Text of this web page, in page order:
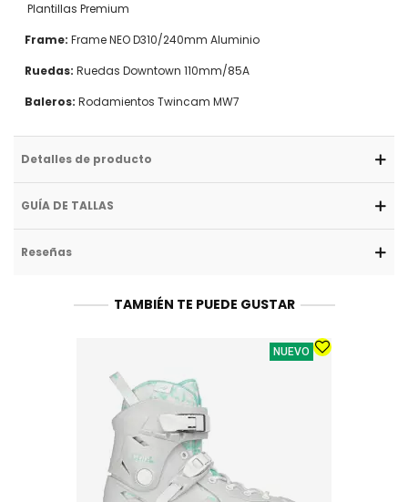
Plantillas Premium
Frame: Frame NEO D310/240mm Aluminio
Ruedas: Ruedas Downtown 110mm/85A
Baleros: Rodamientos Twincam MW7
Detalles de producto
GUÍA DE TALLAS
Reseñas
TAMBIÉN TE PUEDE GUSTAR
NUEVO